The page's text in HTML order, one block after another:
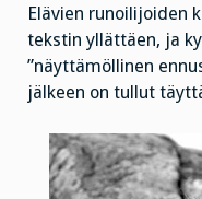
Elävien runoilijoiden
tekstin yllättäen, ja
”näyttämöllinen
jälkeen on tullut